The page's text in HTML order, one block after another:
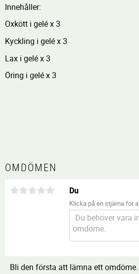
Innehåller:
Oxkött i gelé x 3
Kyckling i gelé x 3
Lax i gelé x 3
Öring i gelé x 3
OMDÖMEN
Du
Klicka på en stjärna för
Bli den första att lämna ett omdöme.